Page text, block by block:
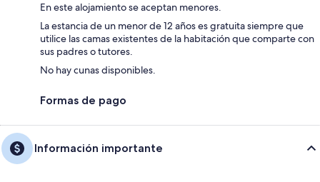
En este alojamiento se aceptan menores.
La estancia de un menor de 12 años es gratuita siempre que
utilice las camas existentes de la habitación que comparte con
sus padres o tutores.
No hay cunas disponibles.
Formas de pago
Información importante